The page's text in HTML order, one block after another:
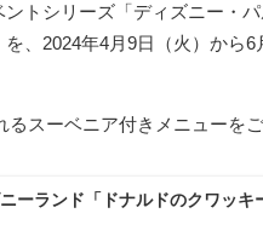
トシリーズ「ディズニー・
、2024年4月9日（火）から
スーベニア付きメニューをご
ーランド「ドナルドのクワッ